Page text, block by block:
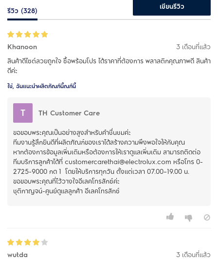
รีวิว (328) เขียนรีวิว
Khanoon
3 เดือนที่แล้ว
สินค้าดีไซต์สวยถูกใจ ซื้อพร้อมโปร ได้ราคาที่ต้องการ พลาสติกคุณภาพดี สินค้า
ดีค่ะ
ใช่, ฉันแนะนำผลิตภัณฑ์นี้ณฑ์นี้
T
TH Customer Care
ขอขอบพระคุณเป็นอย่างสูงสำหรับคำชื่นชมค่ะ
ทีมงานรู้สึกยินดีที่ผลิตภัณฑ์ของเราได้สร้างความพึงพอใจให้กับคุณ
หากต้องการข้อมูลเพิ่มเติมหรือต้องการให้เราดูแลเพิ่มเติม สามารถติดต่อ
ทีมบริการลูกค้าได้ที่ customercarethai@electrolux.com หรือโทร 0-
2725-9000 กด 1 โดยให้บริการทุกวัน ตั้งแต่เวลา 07.00–19.00 น.
ขอขอบพระคุณที่ไว้วางใจอีเลคโทรลักซ์ค่ะ
ชุติกาญจน์-ศูนย์ดูแลลูกค้า อีเลคโทรลักซ์
wutda
3 เดือนที่แล้ว